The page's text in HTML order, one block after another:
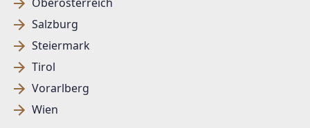
Salzburg
Steiermark
Tirol
Vorarlberg
Wien